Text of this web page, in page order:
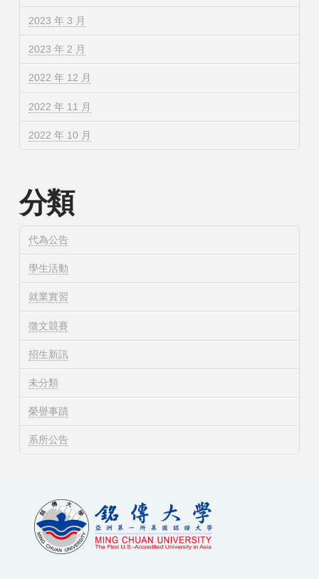
2023 年 3 月
2023 年 2 月
2022 年 12 月
2022 年 11 月
2022 年 10 月
分類
代為公告
學生活動
就業實習
徵文競賽
招生新訊
未分類
榮譽事蹟
系所公告